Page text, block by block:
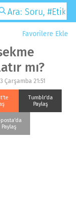
Favorilere Ekle
mı?
Çarşamba 21:51
Tumblr'da
Paylaş
posta'da
Paylaş